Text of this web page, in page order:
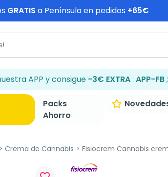
GRATIS a Península en pedidos +65€
APP y consigue -3€ EXTRA: APP-FB
Packs
Ahorro
Crema de Cannabis Fisiocrem Cannabis